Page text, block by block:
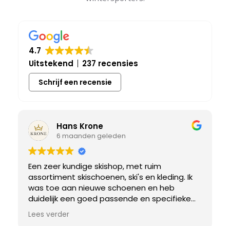
4.7
Uitstekend
237 recensies
Schrijf een recensie
Hans Krone
6 maanden geleden
Een zeer kundige skishop, met ruim
assortiment skischoenen, ski's en kleding. Ik
was toe aan nieuwe schoenen en heb
duidelijk een goed passende en specifieke
breedtemaat nodig. Er werd uitgebreid de
tijd genomen om de juiste schoen te vinden.
Lees verder